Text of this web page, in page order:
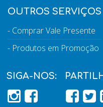
OUTROS SERVIÇOS
Comprar Vale Presente
Produtos em Promoção
SIGA-NOS:
PÁGINA